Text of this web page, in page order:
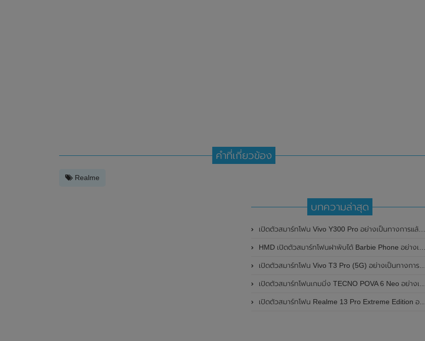
คำที่เกี่ยวข้อง
Realme
บทความล่าสุด
เปิดตัวสมาร์ทโฟน Vivo Y300 Pro อย่างเป็นทางการแล้วในประเทศจีน มาพร้อมดีไซน์พรีเมี่ยม ทนทาน และแบตเตอรี่สุดอึดขนาดใหญ่ 6,500mAh พร้อมรองรับการชาร์จไว 80W
HMD เปิดตัวสมาร์ทโฟนฝาพับได้ Barbie Phone อย่างเป็นทางการแล้ว มาพร้อมธีมสีชมพูสดใส
เปิดตัวสมาร์ทโฟน Vivo T3 Pro (5G) อย่างเป็นทางการแล้วในประเทศอินเดีย
เปิดตัวสมาร์ทโฟนเกมมิ่ง TECNO POVA 6 Neo อย่างเป็นทางการแล้วในประเทศไทย ในราคา 8,499 บาท
เปิดตัวสมาร์ทโฟน Realme 13 Pro Extreme Edition อย่างเป็นทางการแล้วในประเทศจีน